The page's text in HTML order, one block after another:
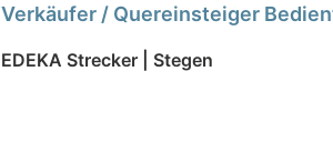
Verkäufer / Quereinsteiger
EDEKA Strecker | Stegen